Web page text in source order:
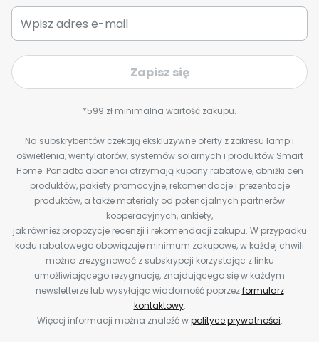
Zapisz się
*599 zł minimalna wartość zakupu.
Na subskrybentów czekają ekskluzywne oferty z zakresu lamp i
oświetlenia, wentylatorów, systemów solarnych i produktów Smart
Home. Ponadto abonenci otrzymają kupony rabatowe, obniżki cen
produktów, pakiety promocyjne, rekomendacje i prezentacje
produktów, a także materiały od potencjalnych partnerów
kooperacyjnych, ankiety,
jak również propozycje recenzji i rekomendacji zakupu. W przypadku
kodu rabatowego obowiązuje minimum zakupowe, w każdej chwili
można zrezygnować z subskrypcji korzystając z linku
umożliwiającego rezygnację, znajdującego się w każdym
newsletterze lub wysyłając wiadomość poprzezformularz
kontaktowy.
Więcej informacji można znaleźć wpolityce prywatności.